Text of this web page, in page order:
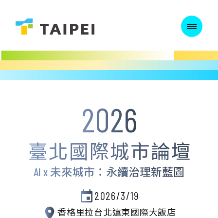
2026
臺北國際城市論壇
AI x 未來城市：永續治理新藍圖
2026/3/19
香格里拉台北遠東國際大飯店